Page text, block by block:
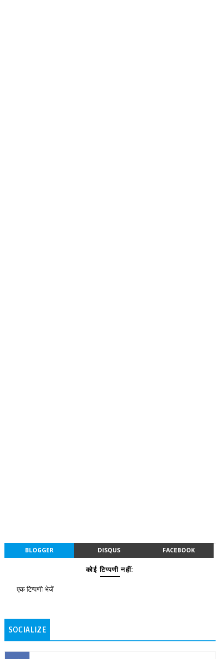
BLOGGER DISQUS FACEBOOK
कोई टिप्पणी नहीं:
एक टिप्पणी भेजें
SOCIALIZE